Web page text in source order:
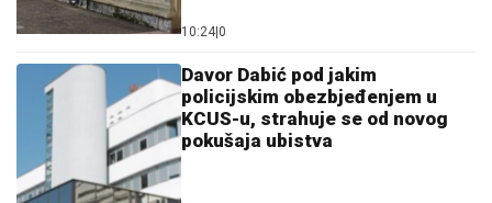
10:24 0
Davor Dabić pod jakim
policijskim obezbjeđenjem u
KCUS-u, strahuje se od novog
pokušaja ubistva